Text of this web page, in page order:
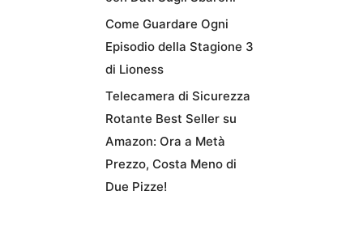
Come Guardare Ogni
Episodio della Stagione 3
di Lioness
Telecamera di Sicurezza
Rotante Best Seller su
Amazon: Ora a Metà
Prezzo, Costa Meno di
Due Pizze!